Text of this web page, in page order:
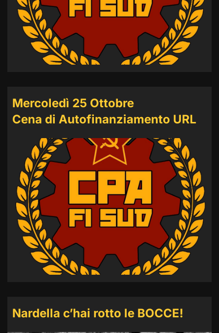
Mercoledì 25 Ottobre
Cena di Autofinanziamento URL
Nardella c’hai rotto le BOCCE!